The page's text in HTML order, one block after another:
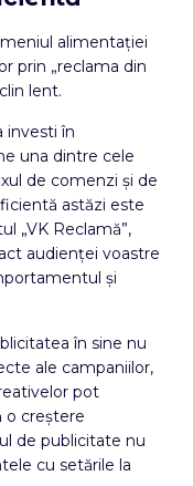
alimentației
prin „reclama din
lent.
investi în
una dintre cele
de comenzi și de
astăzi este
„VK Reclamă”,
audienței voastre
și
în sine nu
ale campaniilor,
pot
o creștere
de publicitate nu
cu setările la